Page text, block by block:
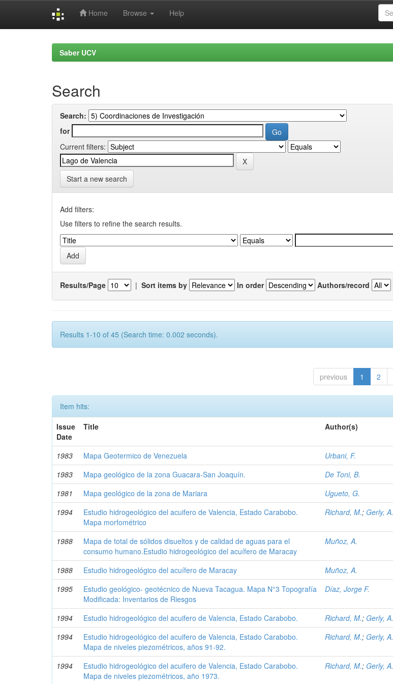
Home Browse Help
Saber UCV
Search
Search:
for
Current filters:
Start a new search
Add filters:
Use filters to refine the search results.
Results/Page | Sort items by In order Authors/record
Results 1-10 of 45 (Search time: 0.002 seconds).
previous 1 2
Item hits:
Issue
Date
Title Author(s)
1983 Mapa Geotermico de Venezuela
Urbani, F.
1983
Mapa geológico de la zona Guacara-San Joaquín.
De Toni, B.
1981
Mapa geológico de la zona de Mariara
Ugueto, G.
1994
Estudio hidrogeológico del acuifero de Valencia, Estado Carabobo.
Mapa morfométrico
Richard, M.; Gerly, A.
1988
Mapa de total de sólidos disueltos y de calidad de aguas para el
consumo humano.Estudio hidrogeológico del acuífero de Maracay
Muñoz, A.
1988 Estudio hidrogeológico del acuífero de Maracay
Muñoz, A.
1995
Estudio geológico- geotécnico de Nueva Tacagua. Mapa N°3 Topografía
Modificada: Inventarios de Riesgos
Díaz, Jorge F.
1994 Estudio hidrogeológico del acuifero de Valencia, Estado Carabobo. Richard, M.; Gerly, A.
1994
Estudio hidrogeológico del acuifero de Valencia, Estado Carabobo.
Mapa de niveles piezométricos, años 91-92.
Richard, M.; Gerly, A.
1994
Estudio hidrogeológico del acuifero de Valencia, Estado Carabobo.
Mapa de niveles piezométricos, año 1973.
Richard, M.; Gerly, A.